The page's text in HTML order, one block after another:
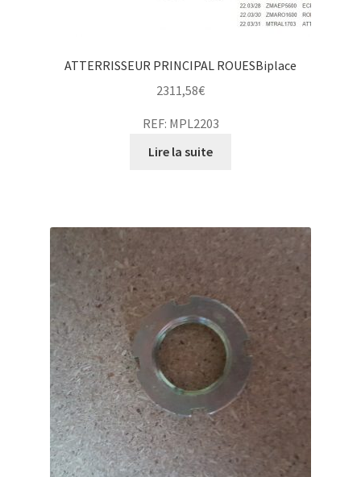
ATTERRISSEUR PRINCIPAL ROUESBiplace
2311,58€
REF: MPL2203
Lire la suite